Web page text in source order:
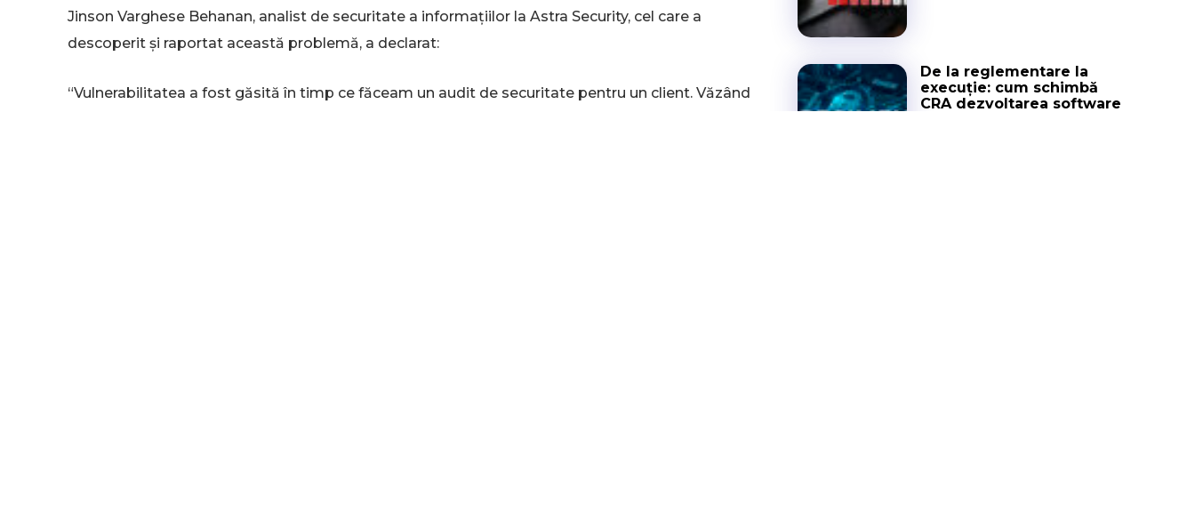
Jinson Varghese Behanan, analist de securitate a informațiilor la Astra Security, cel care a
descoperit și raportat această problemă, a declarat:
“Vulnerabilitatea a fost găsită în timp ce făceam un audit de securitate pentru un client. Văzând
De la reglementare la
execuție: cum schimbă
CRA dezvoltarea software